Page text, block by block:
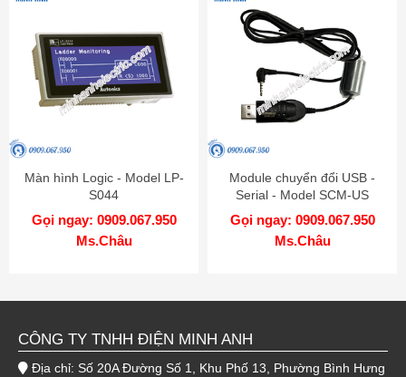
Màn hình Logic - Model LP-
S044
Gọi ngay: 0909.067.950
Ms.Châu
Module chuyển đổi USB -
Serial - Model SCM-US
Gọi ngay: 0909.067.950
Ms.Châu
CÔNG TY TNHH ĐIỆN MINH ANH
Địa chỉ: Số 20A Đường Số 1, Khu Phố 13, Phường Bình Hưng